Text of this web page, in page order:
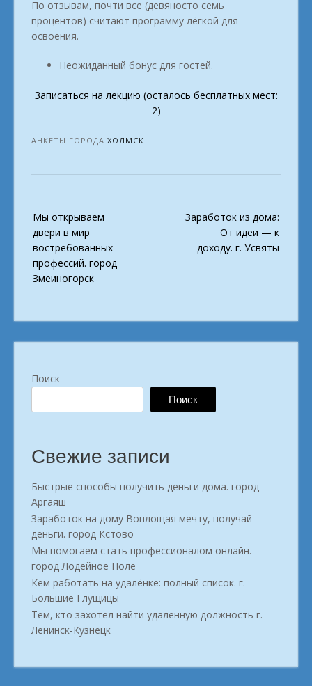
По отзывам, почти все (девяносто семь
процентов) считают программу лёгкой для
освоения.
Неожиданный бонус для гостей.
Записаться на лекцию (осталось бесплатных мест:
2)
АНКЕТЫ ГОРОДА ХОЛМСК
navigation
Мы открываем
двери в мир
востребованных
профессий. город
Змеиногорск
Заработок из дома:
От идеи — к
доходу. г. Усвяты
Поиск
Поиск
Свежие записи
Быстрые способы получить деньги дома. город
Аргаяш
Заработок на дому Воплощая мечту, получай
деньги. город Кстово
Мы помогаем стать профессионалом онлайн.
город Лодейное Поле
Кем работать на удалёнке: полный список. г.
Большие Глущицы
Тем, кто захотел найти удаленную должность г.
Ленинск-Кузнецк